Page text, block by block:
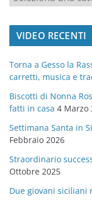
a
t
o
r
i
e
VIDEO RECENTI
Torna a Gesso la
carretti, musica e
Biscotti di Nonna
fatti in casa 4 Marzo
Settimana Santa in
Febbraio 2026
Straordinario
Ottobre 2025
Due giovani siciliani